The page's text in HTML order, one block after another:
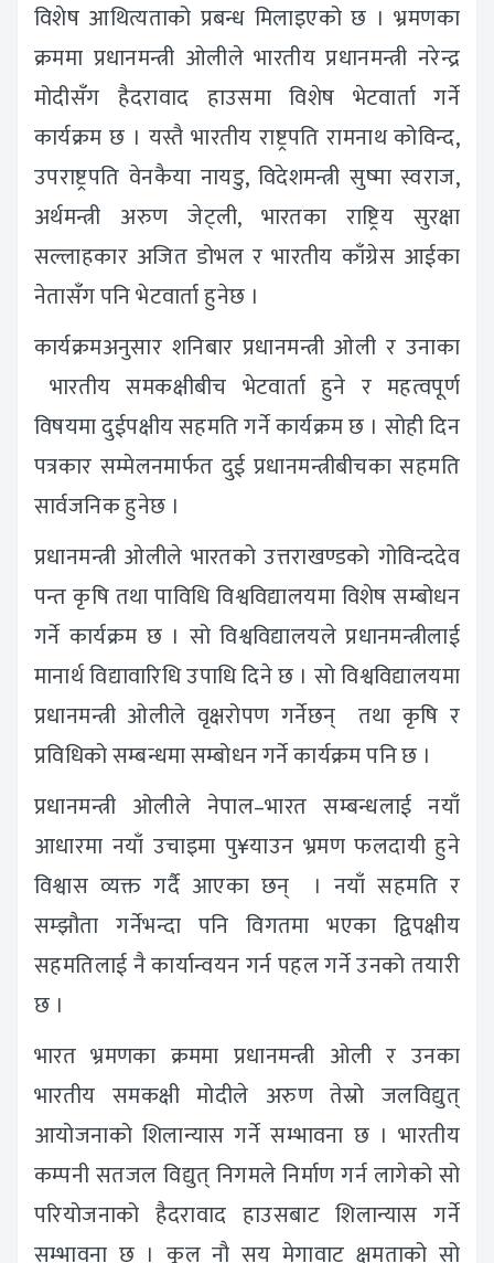
विशेष आथित्यताको प्रबन्ध मिलाइएको छ । भ्रमणका
क्रममा प्रधानमन्त्री ओलीले भारतीय प्रधानमन्त्री नरेन्द्र
मोदीसँग हैदरावाद हाउसमा विशेष भेटवार्ता गर्ने
कार्यक्रम छ । यस्तै भारतीय राष्ट्रपति रामनाथ कोविन्द,
उपराष्ट्रपति वेनकैया नायडु, विदेशमन्त्री सुष्मा स्वराज,
अर्थमन्त्री अरुण जेट्ली, भारतका राष्ट्रिय सुरक्षा
सल्लाहकार अजित डोभल र भारतीय काँग्रेस आईका
नेतासँग पनि भेटवार्ता हुनेछ ।
कार्यक्रमअनुसार शनिबार प्रधानमन्त्री ओली र उनाका
भारतीय समकक्षीबीच भेटवार्ता हुने र महत्वपूर्ण
विषयमा दुईपक्षीय सहमति गर्ने कार्यक्रम छ । सोही दिन
पत्रकार सम्मेलनमार्फत दुई प्रधानमन्त्रीबीचका सहमति
सार्वजनिक हुनेछ ।
प्रधानमन्त्री ओलीले भारतको उत्तराखण्डको गोविन्ददेव
पन्त कृषि तथा पाविधि विश्वविद्यालयमा विशेष सम्बोधन
गर्ने कार्यक्रम छ । सो विश्वविद्यालयले प्रधानमन्त्रीलाई
मानार्थ विद्यावारिधि उपाधि दिने छ । सो विश्वविद्यालयमा
प्रधानमन्त्री ओलीले वृक्षरोपण गर्नेछन् तथा कृषि र
प्रविधिको सम्बन्धमा सम्बोधन गर्ने कार्यक्रम पनि छ ।
प्रधानमन्त्री ओलीले नेपाल–भारत सम्बन्धलाई नयाँ
आधारमा नयाँ उचाइमा पु¥याउन भ्रमण फलदायी हुने
विश्वास व्यक्त गर्दै आएका छन् । नयाँ सहमति र
सम्झौता गर्नेभन्दा पनि विगतमा भएका द्विपक्षीय
सहमतिलाई नै कार्यान्वयन गर्न पहल गर्ने उनको तयारी
छ ।
भारत भ्रमणका क्रममा प्रधानमन्त्री ओली र उनका
भारतीय समकक्षी मोदीले अरुण तेस्रो जलविद्युत्
आयोजनाको शिलान्यास गर्ने सम्भावना छ । भारतीय
कम्पनी सतजल विद्युत् निगमले निर्माण गर्न लागेको सो
परियोजनाको हैदरावाद हाउसबाट शिलान्यास गर्ने